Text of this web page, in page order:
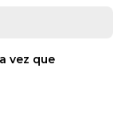
vez que